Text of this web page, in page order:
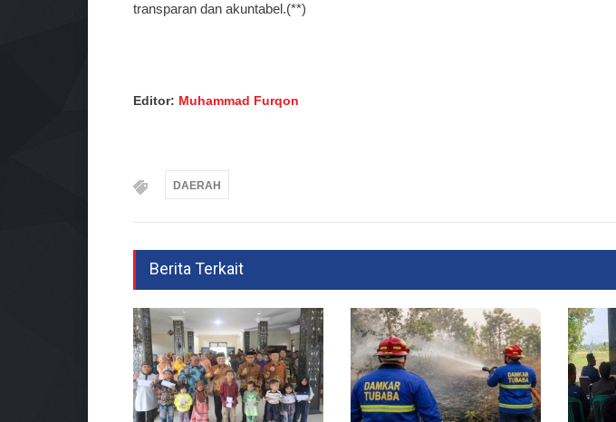
transparan dan akuntabel.(**)
Editor: Muhammad Furqon
DAERAH
Berita Terkait